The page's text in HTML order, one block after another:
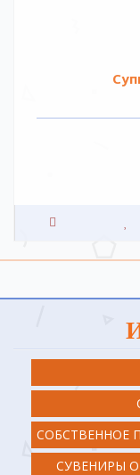
СОБСТВЕННОЕ
СУВЕНИРЫ